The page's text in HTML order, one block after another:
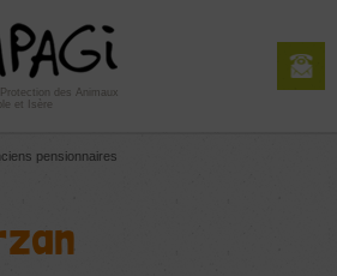
des Animaux
et Isère
pensionnaires